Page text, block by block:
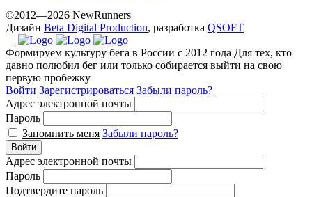
©2012—2026 NewRunners
Дизайн Beta Digital Production, разработка QSOFT
Формируем культуру бега в России с 2012 года Для тех, кто
давно полюбил бег или только собирается выйти на свою
первую пробежку
Войти Зарегистрироваться Забыли пароль?
Адрес электронной почты
Пароль
Запомнить меня Забыли пароль?
Войти
Адрес электронной почты
Пароль
Подтвердите пароль